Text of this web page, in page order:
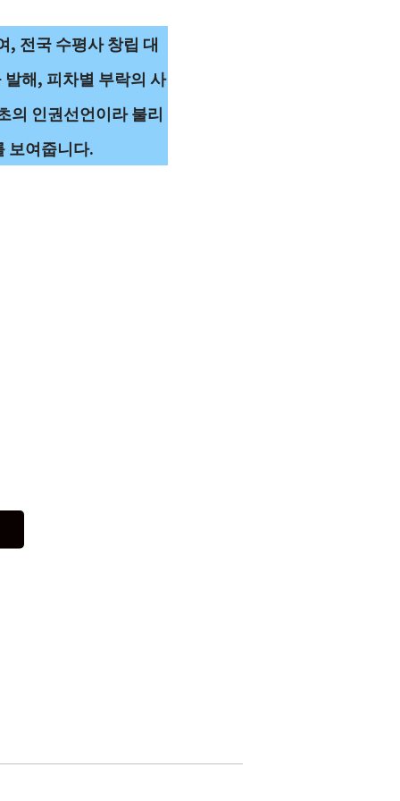
, 전국 수평사 창립 대
해, 피차별 부락의 사
의 인권선언이라 불리
보여줍니다.